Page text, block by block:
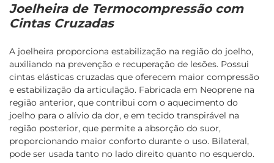
Joelheira de Termocompressão com
Cintas Cruzadas
A joelheira proporciona estabilização na região do joelho,
auxiliando na prevenção e recuperação de lesões. Possui
cintas elásticas cruzadas que oferecem maior compressão
e estabilização da articulação. Fabricada em Neoprene na
região anterior, que contribui com o aquecimento do
joelho para o alívio da dor, e em tecido transpirável na
região posterior, que permite a absorção do suor,
proporcionando maior conforto durante o uso. Bilateral,
pode ser usada tanto no lado direito quanto no esquerdo.